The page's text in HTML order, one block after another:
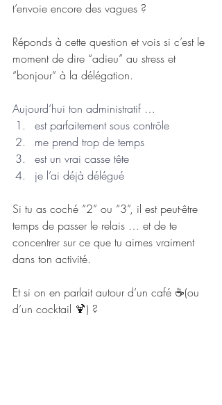
t’envoie encore des vagues ?
Réponds à cette question et vois si c’est le
moment de dire “adieu” au stress et
“bonjour” à la délégation.
Aujourd’hui ton administratif …
est parfaitement sous contrôle
me prend trop de temps
est un vrai casse tête
je l’ai déjà délégué
Si tu as coché “2” ou “3”, il est peut-être
temps de passer le relais … et de te
concentrer sur ce que tu aimes vraiment
dans ton activité.
Et si on en parlait autour d’un café ☕(ou
d’un cocktail 🍹) ?